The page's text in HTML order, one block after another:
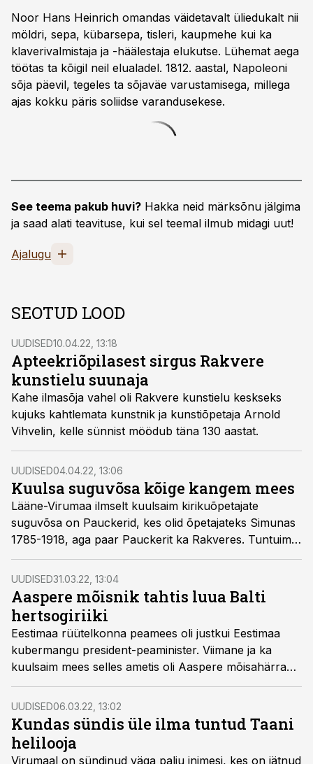
Noor Hans Heinrich omandas väidetavalt üliedukalt nii
möldri, sepa, kübarsepa, tisleri, kaupmehe kui ka
klaverivalmistaja ja -häälestaja elukutse. Lühemat aega
töötas ta kõigil neil elualadel. 1812. aastal, Napoleoni
sõja päevil, tegeles ta sõjaväe varustamisega, millega
ajas kokku päris soliidse varandusekese.
See teema pakub huvi? Hakka neid märksõnu jälgima
ja saad alati teavituse, kui sel teemal ilmub midagi uut!
Ajalugu
SEOTUD LOOD
UUDISED10.04.22, 13:18
Apteekriõpilasest sirgus Rakvere
kunstielu suunaja
Kahe ilmasõja vahel oli Rakvere kunstielu keskseks
kujuks kahtlemata kunstnik ja kunstiõpetaja Arnold
Vihvelin, kelle sünnist möödub täna 130 aastat.
UUDISED04.04.22, 13:06
Kuulsa suguvõsa kõige kangem mees
Lääne-Virumaa ilmselt kuulsaim kirikuõpetajate
suguvõsa on Pauckerid, kes olid õpetajateks Simunas
1785-1918, aga paar Pauckerit ka Rakveres. Tuntuim
neist on ilmselt Hugo Richard Paucker, Simuna
kirikuõpetaja aastatel 1834-1872 ja Virumaa praost
1850-1872. Täna möödub tema sünnist 215 aastat.
UUDISED31.03.22, 13:04
Aaspere mõisnik tahtis luua Balti
hertsogiriiki
Eestimaa rüütelkonna peamees oli justkui Eestimaa
kubermangu president-peaminister. Viimane ja ka
kuulsaim mees selles ametis oli Aaspere mõisahärra
Eduard von Dellingshausen.
UUDISED06.03.22, 13:02
Kundas sündis üle ilma tuntud Taani
helilooja
Virumaal on sündinud väga palju inimesi, kes on jätnud